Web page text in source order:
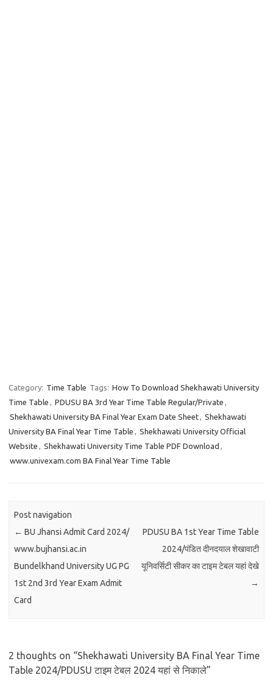
Category: Time Table Tags: How To Download Shekhawati University
Time Table , PDUSU BA 3rd Year Time Table Regular/Private ,
Shekhawati University BA Final Year Exam Date Sheet, Shekhawati
University BA Final Year Time Table , Shekhawati University Official
Website , Shekhawati University Time Table PDF Download ,
www.univexam.com BA Final Year Time Table
Post navigation
← BU Jhansi Admit Card 2024/
www.bujhansi.ac.in
Bundelkhand University UG PG
1st 2nd 3rd Year Exam Admit
Card
PDUSU BA 1st Year Time Table
2024/पंडित दीनदयाल शेखावाटी
यूनिवर्सिटी सीकर का टाइम टेबल यहां देखे
→
2 thoughts on “Shekhawati University BA Final Year Time
Table 2024/PDUSU टाइम टेबल 2024 यहां से निकाले”